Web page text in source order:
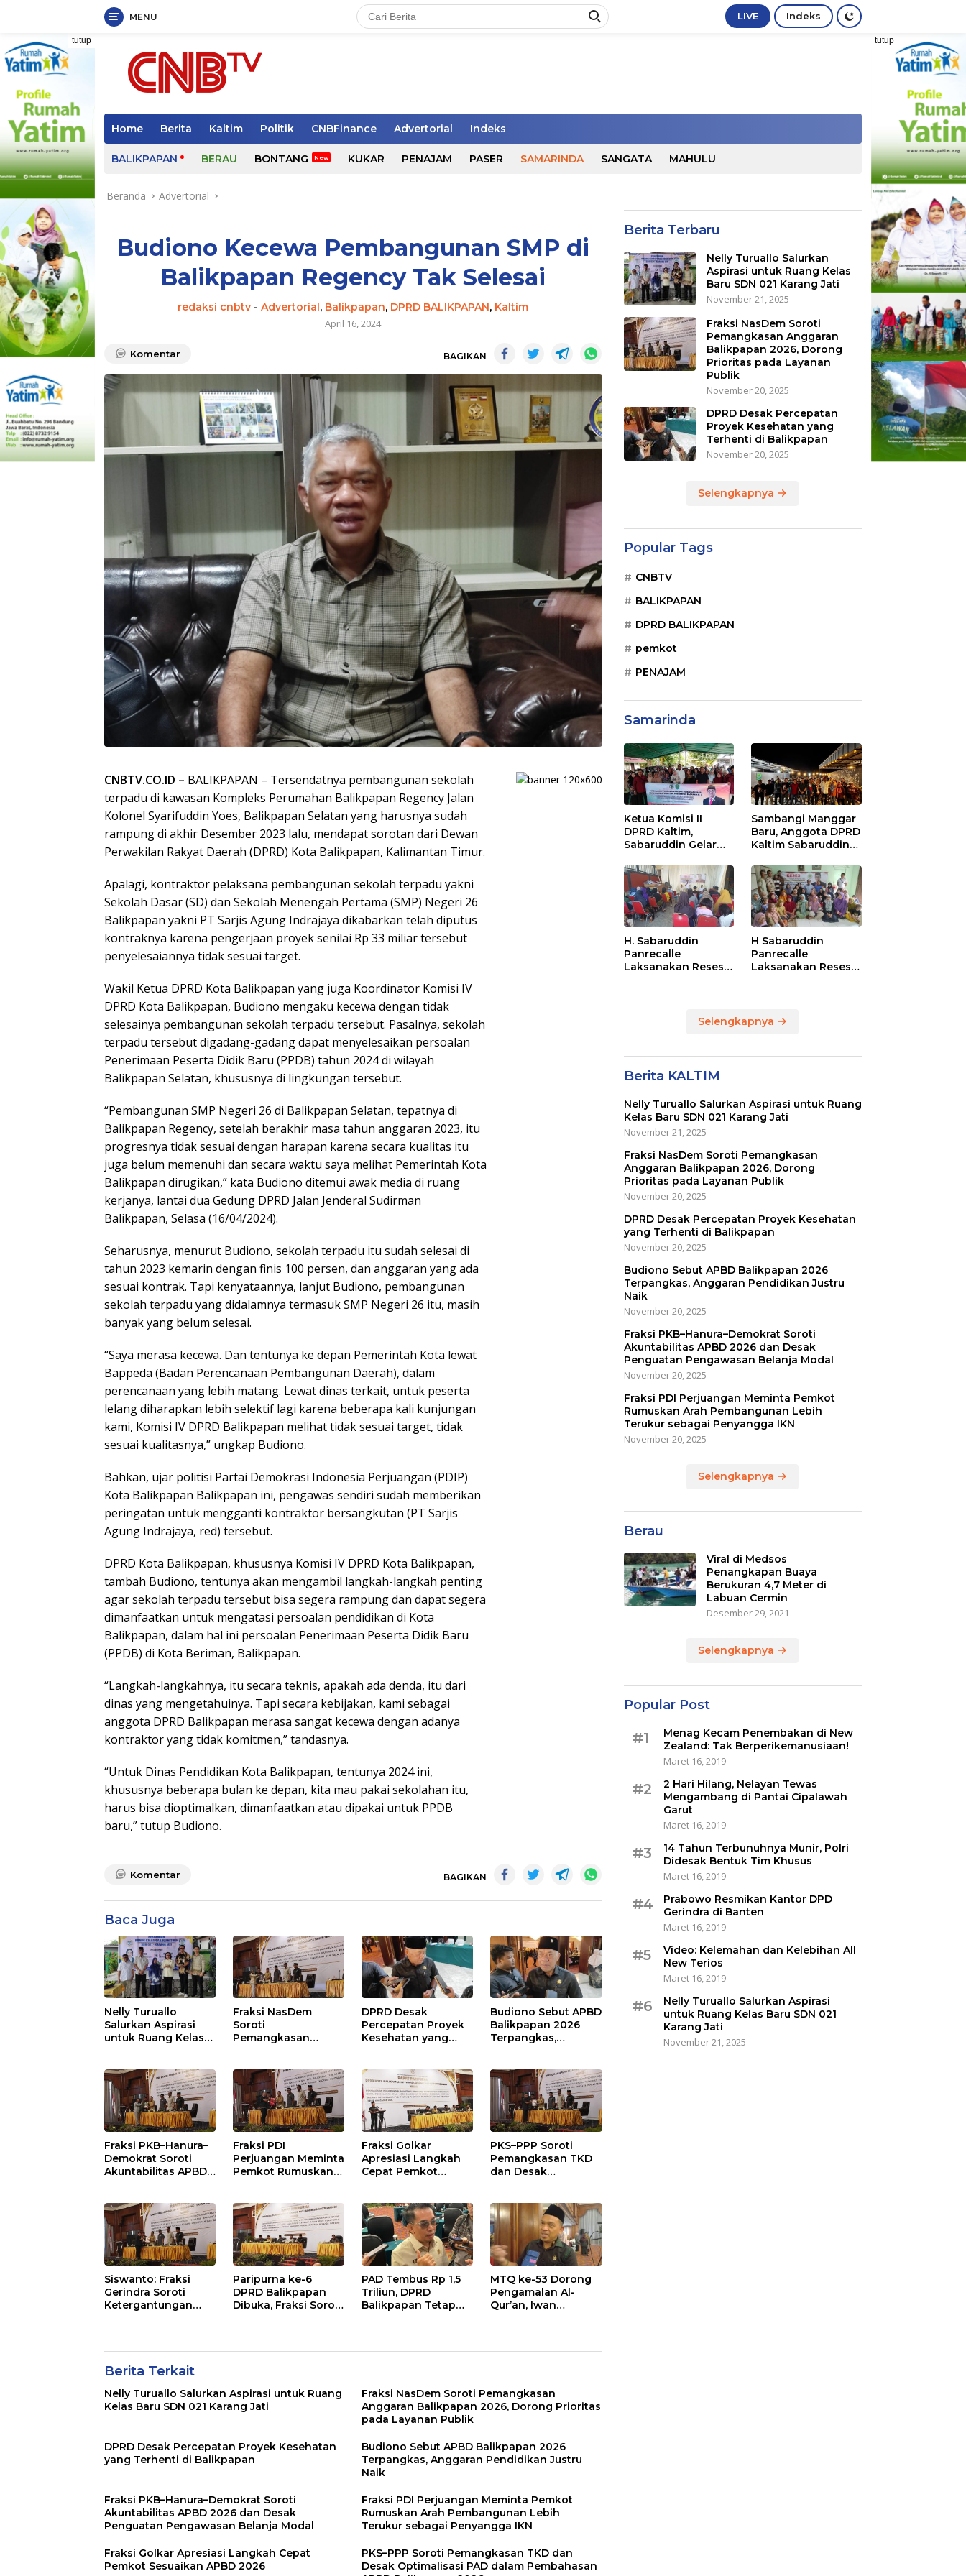
Langsung
ke
konten
MENU LIVE Indeks
tutup tutup
Home Berita Kaltim Politik CNBFinance Advertorial Indeks
BALIKPAPAN BERAU BONTANG KUKAR PENAJAM PASER SAMARINDA SANGATA MAHULU
Beranda Advertorial
Budiono Kecewa Pembangunan SMP di
Balikpapan Regency Tak Selesai
redaksi cnbtv -Advertorial, Balikpapan, DPRD BALIKPAPAN, Kaltim
April 16, 2024
Komentar BAGIKAN
CNBTV.CO.ID – BALIKPAPAN – Tersendatnya pembangunan sekolah
terpadu di kawasan Kompleks Perumahan Balikpapan Regency Jalan
Kolonel Syarifuddin Yoes, Balikpapan Selatan yang harusnya sudah
rampung di akhir Desember 2023 lalu, mendapat sorotan dari Dewan
Perwakilan Rakyat Daerah (DPRD) Kota Balikpapan, Kalimantan Timur.
Apalagi, kontraktor pelaksana pembangunan sekolah terpadu yakni
Sekolah Dasar (SD) dan Sekolah Menengah Pertama (SMP) Negeri 26
Balikpapan yakni PT Sarjis Agung Indrajaya dikabarkan telah diputus
kontraknya karena pengerjaan proyek senilai Rp 33 miliar tersebut
penyelesaiannya tidak sesuai target.
Wakil Ketua DPRD Kota Balikpapan yang juga Koordinator Komisi IV
DPRD Kota Balikpapan, Budiono mengaku kecewa dengan tidak
selesainya pembangunan sekolah terpadu tersebut. Pasalnya, sekolah
terpadu tersebut digadang-gadang dapat menyelesaikan persoalan
Penerimaan Peserta Didik Baru (PPDB) tahun 2024 di wilayah
Balikpapan Selatan, khususnya di lingkungan tersebut.
“Pembangunan SMP Negeri 26 di Balikpapan Selatan, tepatnya di
Balikpapan Regency, setelah berakhir masa tahun anggaran 2023, itu
progresnya tidak sesuai dengan harapan karena secara kualitas itu
juga belum memenuhi dan secara waktu saya melihat Pemerintah Kota
Balikpapan dirugikan,” kata Budiono ditemui awak media di ruang
kerjanya, lantai dua Gedung DPRD Jalan Jenderal Sudirman
Balikpapan, Selasa (16/04/2024).
Seharusnya, menurut Budiono, sekolah terpadu itu sudah selesai di
tahun 2023 kemarin dengan finis 100 persen, dan anggaran yang ada
sesuai kontrak. Tapi kenyataannya, lanjut Budiono, pembangunan
sekolah terpadu yang didalamnya termasuk SMP Negeri 26 itu, masih
banyak yang belum selesai.
“Saya merasa kecewa. Dan tentunya ke depan Pemerintah Kota lewat
Bappeda (Badan Perencanaan Pembangunan Daerah), dalam
perencanaan yang lebih matang. Lewat dinas terkait, untuk peserta
lelang diharapkan lebih selektif lagi karena beberapa kali kunjungan
kami, Komisi IV DPRD Balikpapan melihat tidak sesuai target, tidak
sesuai kualitasnya,” ungkap Budiono.
Bahkan, ujar politisi Partai Demokrasi Indonesia Perjuangan (PDIP)
Kota Balikpapan Balikpapan ini, pengawas sendiri sudah memberikan
peringatan untuk mengganti kontraktor bersangkutan (PT Sarjis
Agung Indrajaya, red) tersebut.
DPRD Kota Balikpapan, khususnya Komisi IV DPRD Kota Balikpapan,
tambah Budiono, tentunya akan mengambil langkah-langkah penting
agar sekolah terpadu tersebut bisa segera rampung dan dapat segera
dimanfaatkan untuk mengatasi persoalan pendidikan di Kota
Balikpapan, dalam hal ini persoalan Penerimaan Peserta Didik Baru
(PPDB) di Kota Beriman, Balikpapan.
“Langkah-langkahnya, itu secara teknis, apakah ada denda, itu dari
dinas yang mengetahuinya. Tapi secara kebijakan, kami sebagai
anggota DPRD Balikpapan merasa sangat kecewa dengan adanya
kontraktor yang tidak komitmen,” tandasnya.
“Untuk Dinas Pendidikan Kota Balikpapan, tentunya 2024 ini,
khususnya beberapa bulan ke depan, kita mau pakai sekolahan itu,
harus bisa dioptimalkan, dimanfaatkan atau dipakai untuk PPDB
baru,” tutup Budiono.
Komentar BAGIKAN
Baca Juga
Nelly Turuallo
Salurkan Aspirasi
untuk Ruang Kelas
Fraksi NasDem
Soroti
Pemangkasan
Dorong Prioritas
pada Layanan
Publik
DPRD Desak
Percepatan Proyek
Kesehatan yang
Budiono Sebut APBD
Balikpapan 2026
Terpangkas,
Naik
Fraksi PKB–Hanura–
Demokrat Soroti
Akuntabilitas APBD
Pengawasan
Belanja Modal
Fraksi PDI
Perjuangan Meminta
Pemkot Rumuskan
sebagai Penyangga
IKN
Fraksi Golkar
Apresiasi Langkah
Cepat Pemkot
PKS–PPP Soroti
Pemangkasan TKD
dan Desak
APBD Balikpapan
2026
Siswanto: Fraksi
Gerindra Soroti
Ketergantungan
Paripurna ke-6
DPRD Balikpapan
Dibuka, Fraksi Soroti
PAD Tembus Rp 1,5
Triliun, DPRD
Balikpapan Tetap
MTQ ke-53 Dorong
Pengamalan Al-
Qur’an, Iwan
Berita Terkait
Nelly Turuallo Salurkan Aspirasi untuk Ruang
Kelas Baru SDN 021 Karang Jati
Fraksi NasDem Soroti Pemangkasan
Anggaran Balikpapan 2026, Dorong Prioritas
pada Layanan Publik
DPRD Desak Percepatan Proyek Kesehatan
yang Terhenti di Balikpapan
Budiono Sebut APBD Balikpapan 2026
Terpangkas, Anggaran Pendidikan Justru
Naik
Fraksi PKB–Hanura–Demokrat Soroti
Akuntabilitas APBD 2026 dan Desak
Penguatan Pengawasan Belanja Modal
Fraksi PDI Perjuangan Meminta Pemkot
Rumuskan Arah Pembangunan Lebih
Terukur sebagai Penyangga IKN
Fraksi Golkar Apresiasi Langkah Cepat
Pemkot Sesuaikan APBD 2026
PKS–PPP Soroti Pemangkasan TKD dan
Desak Optimalisasi PAD dalam Pembahasan
Berita Terbaru
Nelly Turuallo Salurkan
Aspirasi untuk Ruang Kelas
Baru SDN 021 Karang Jati
November 21, 2025
Fraksi NasDem Soroti
Pemangkasan Anggaran
Balikpapan 2026, Dorong
Prioritas pada Layanan
Publik
November 20, 2025
DPRD Desak Percepatan
Proyek Kesehatan yang
Terhenti di Balikpapan
November 20, 2025
Selengkapnya
Popular Tags
CNBTV
BALIKPAPAN
DPRD BALIKPAPAN
pemkot
PENAJAM
Samarinda
Ketua Komisi II
DPRD Kaltim,
Sabaruddin Gelar
Pajak dan Retribusi
Daerah di
Sepinggan Raya
Balikpapan
Sambangi Manggar
Baru, Anggota DPRD
Kaltim Sabaruddin
Kepemudaan di
Balikpapan
H. Sabaruddin
Panrecalle
Laksanakan Reses
H Sabaruddin
Panrecalle
Laksanakan Reses
Selengkapnya
Berita KALTIM
Nelly Turuallo Salurkan Aspirasi untuk Ruang
Kelas Baru SDN 021 Karang Jati
November 21, 2025
Fraksi NasDem Soroti Pemangkasan
Anggaran Balikpapan 2026, Dorong
Prioritas pada Layanan Publik
November 20, 2025
DPRD Desak Percepatan Proyek Kesehatan
yang Terhenti di Balikpapan
November 20, 2025
Budiono Sebut APBD Balikpapan 2026
Terpangkas, Anggaran Pendidikan Justru
Naik
November 20, 2025
Fraksi PKB–Hanura–Demokrat Soroti
Akuntabilitas APBD 2026 dan Desak
Penguatan Pengawasan Belanja Modal
November 20, 2025
Fraksi PDI Perjuangan Meminta Pemkot
Rumuskan Arah Pembangunan Lebih
Terukur sebagai Penyangga IKN
November 20, 2025
Selengkapnya
Berau
Viral di Medsos
Penangkapan Buaya
Berukuran 4,7 Meter di
Labuan Cermin
Desember 29, 2021
Selengkapnya
Popular Post
#1
Menag Kecam Penembakan di New
Zealand: Tak Berperikemanusiaan!
Maret 16, 2019
#2
2 Hari Hilang, Nelayan Tewas
Mengambang di Pantai Cipalawah
Garut
Maret 16, 2019
#3
14 Tahun Terbunuhnya Munir, Polri
Didesak Bentuk Tim Khusus
Maret 16, 2019
#4
Prabowo Resmikan Kantor DPD
Gerindra di Banten
Maret 16, 2019
#5
Video: Kelemahan dan Kelebihan All
New Terios
Maret 16, 2019
#6
Nelly Turuallo Salurkan Aspirasi
untuk Ruang Kelas Baru SDN 021
Karang Jati
November 21, 2025